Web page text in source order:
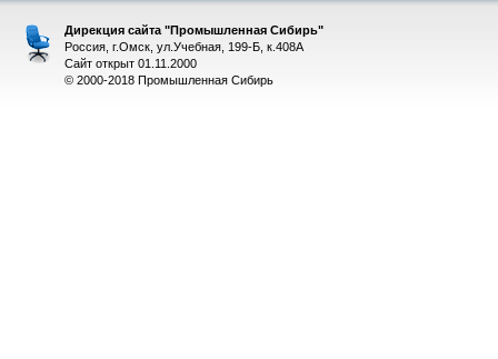
Дирекция сайта "Промышленная Сибирь"
Россия, г.Омск, ул.Учебная, 199-Б, к.408А
Сайт открыт 01.11.2000
© 2000-2018 Промышленная Сибирь